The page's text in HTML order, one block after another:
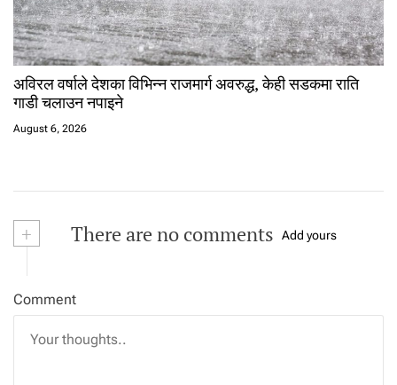
अविरल वर्षाले देशका विभिन्न राजमार्ग अवरुद्ध, केही सडकमा राति
गाडी चलाउन नपाइने
August 6, 2026
+ There are no comments Add yours
Comment